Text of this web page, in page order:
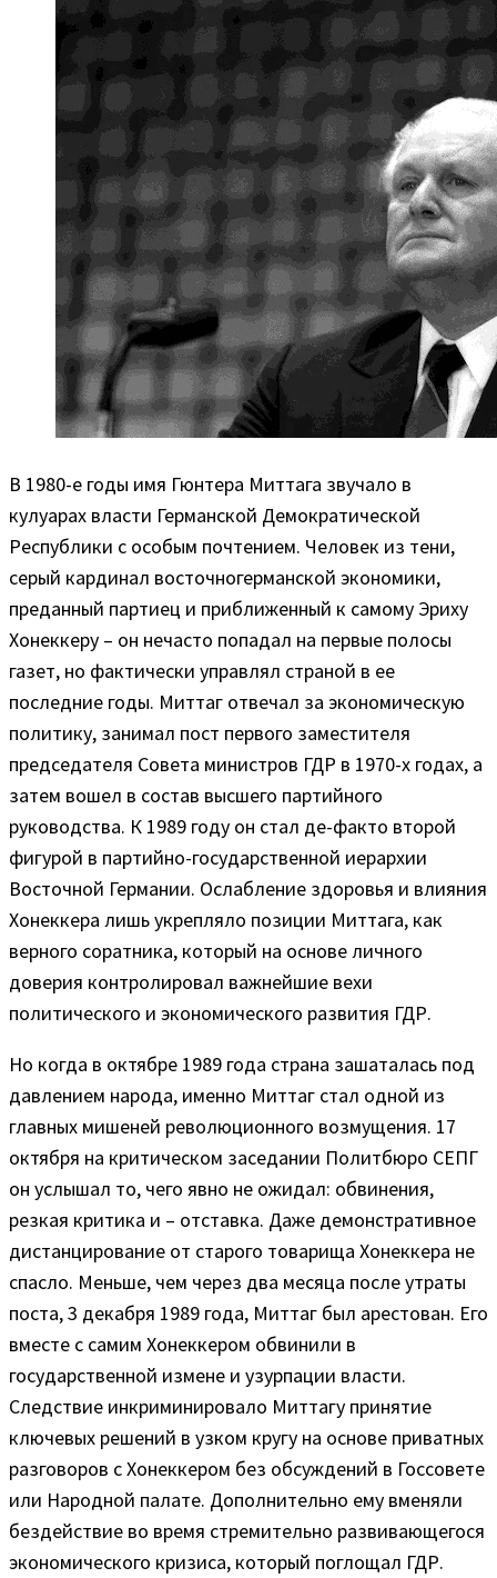
В 1980-е годы имя Гюнтера Миттага звучало в
кулуарах власти Германской Демократической
Республики с особым почтением. Человек из тени,
серый кардинал восточногерманской экономики,
преданный партиец и приближенный к самому Эриху
Хонеккеру – он нечасто попадал на первые полосы
газет, но фактически управлял страной в ее
последние годы. Миттаг отвечал за экономическую
политику, занимал пост первого заместителя
председателя Совета министров ГДР в 1970-х годах, а
затем вошел в состав высшего партийного
руководства. К 1989 году он стал де-факто второй
фигурой в партийно-государственной иерархии
Восточной Германии. Ослабление здоровья и влияния
Хонеккера лишь укрепляло позиции Миттага, как
верного соратника, который на основе личного
доверия контролировал важнейшие вехи
политического и экономического развития ГДР.
Но когда в октябре 1989 года страна зашаталась под
давлением народа, именно Миттаг стал одной из
главных мишеней революционного возмущения. 17
октября на критическом заседании Политбюро СЕПГ
он услышал то, чего явно не ожидал: обвинения,
резкая критика и – отставка. Даже демонстративное
дистанцирование от старого товарища Хонеккера не
спасло. Меньше, чем через два месяца после утраты
поста, 3 декабря 1989 года, Миттаг был арестован. Его
вместе с самим Хонеккером обвинили в
государственной измене и узурпации власти.
Следствие инкриминировало Миттагу принятие
ключевых решений в узком кругу на основе приватных
разговоров с Хонеккером без обсуждений в Госсовете
или Народной палате. Дополнительно ему вменяли
бездействие во время стремительно развивающегося
экономического кризиса, который поглощал ГДР.